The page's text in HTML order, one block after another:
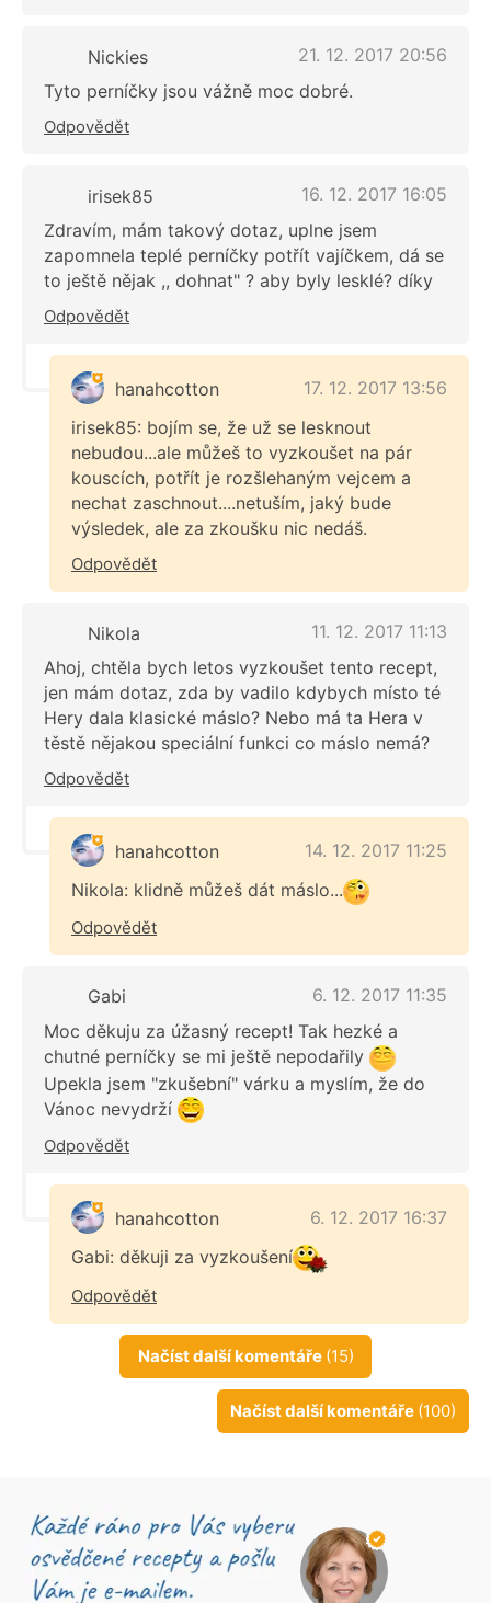
Nickies
21. 12. 2017 20:56
Tyto perníčky jsou vážně moc dobré.
Odpovědět
irisek85
16. 12. 2017 16:05
Zdravím, mám takový dotaz, uplne jsem
zapomnela teplé perníčky potřít vajíčkem, dá se
to ještě nějak ,, dohnat" ? aby byly lesklé? díky
Odpovědět
hanahcotton
17. 12. 2017 13:56
irisek85: bojím se, že už se lesknout
nebudou...ale můžeš to vyzkoušet na pár
kouscích, potřít je rozšlehaným vejcem a
nechat zaschnout....netuším, jaký bude
výsledek, ale za zkoušku nic nedáš.
Odpovědět
Nikola
11. 12. 2017 11:13
Ahoj, chtěla bych letos vyzkoušet tento recept,
jen mám dotaz, zda by vadilo kdybych místo té
Hery dala klasické máslo? Nebo má ta Hera v
těstě nějakou speciální funkci co máslo nemá?
Odpovědět
hanahcotton
14. 12. 2017 11:25
Nikola: klidně můžeš dát máslo...
Odpovědět
Gabi
6. 12. 2017 11:35
Moc děkuju za úžasný recept! Tak hezké a
chutné perníčky se mi ještě nepodařily
Upekla jsem "zkušební" várku a myslím, že do
Vánoc nevydrží
Odpovědět
hanahcotton
6. 12. 2017 16:37
Gabi: děkuji za vyzkoušení
Odpovědět
Načíst další komentáře (15)
Načíst další komentáře (100)